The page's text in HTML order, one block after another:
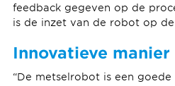
feedback gegeven op de
is de inzet van de robot op
Innovatieve
“De metselrobot is een